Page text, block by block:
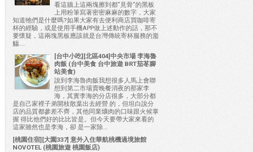
看這牆上這兩塊擦到都"見骨"的黑板
上用粉筆寫著密密麻麻的數字，大家
知道牠們是什麼嗎?如果大家有去便利商店買咖啡寄
杯的經驗，或是使用手機APP做上述動作的話，那不
要懷疑，這兩塊黑板應該就是台灣傳統寄杯服務的濫
觴....
[台中小吃][北區404]中央市場 李海魯
肉飯 (台中美食 台中旅遊 BRT茄苳腳
站美食)
說到李海魯肉飯我想很多人馬上會聯
想到第二市場賣晚餐消夜的那家李
海，其實李海的分店很多，大部分都
是自己家裡子弟開枝散葉出去經營 的，但坦白說分
店的品質都參差不齊，其他同業爌肉的口味跟火候掌
握 得比他們好的比比皆是。但今天要帶大家來看的
這家雖然也是李海，卻 是一家除...
[桃園住宿][大園337] 意外入住華航桃機過境旅館
NOVOTEL (桃園旅遊 桃園飯店)